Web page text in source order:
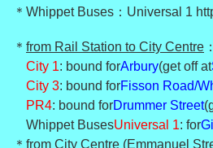
＊Whippet Buses：Universal 1
＊ from Rail Station to City Centre ：
City 1: bound forArbury(get off at
City 3: bound forFisson Road/
PR4: bound forDrummer Street
Whippet BusesUniversal 1: for
＊ from City Centre (Emmanuel